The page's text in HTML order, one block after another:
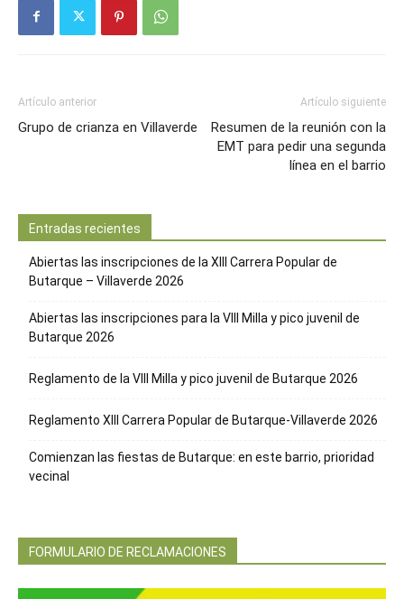
Artículo anterior
Grupo de crianza en Villaverde
Artículo siguiente
Resumen de la reunión con la
EMT para pedir una segunda
línea en el barrio
Entradas recientes
Abiertas las inscripciones de la XIII Carrera Popular de
Butarque – Villaverde 2026
Abiertas las inscripciones para la VIII Milla y pico juvenil de
Butarque 2026
Reglamento de la VIII Milla y pico juvenil de Butarque 2026
Reglamento XIII Carrera Popular de Butarque-Villaverde 2026
Comienzan las fiestas de Butarque: en este barrio, prioridad
vecinal
FORMULARIO DE RECLAMACIONES